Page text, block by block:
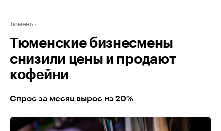
Тюмень
Тюменские бизнесмены
снизили цены и продают
кофейни
Спрос за месяц вырос на 20%